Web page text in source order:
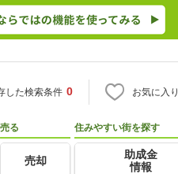
した検索条件 0 お気に入り
売る
売却
住みやすい街を探す
助成金
情報